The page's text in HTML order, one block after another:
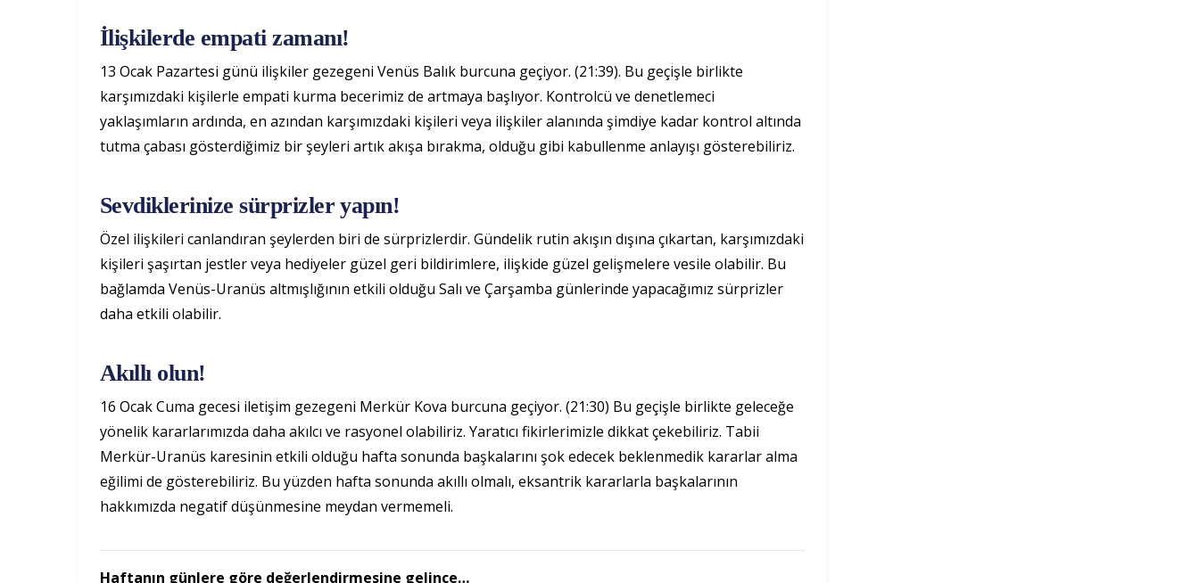
İlişkilerde empati zamanı!
13 Ocak Pazartesi günü ilişkiler gezegeni Venüs Balık burcuna geçiyor. (21:39). Bu geçişle birlikte
karşımızdaki kişilerle empati kurma becerimiz de artmaya başlıyor. Kontrolcü ve denetlemeci
yaklaşımların ardında, en azından karşımızdaki kişileri veya ilişkiler alanında şimdiye kadar kontrol altında
tutma çabası gösterdiğimiz bir şeyleri artık akışa bırakma, olduğu gibi kabullenme anlayışı gösterebiliriz.
Sevdiklerinize sürprizler yapın!
Özel ilişkileri canlandıran şeylerden biri de sürprizlerdir. Gündelik rutin akışın dışına çıkartan, karşımızdaki
kişileri şaşırtan jestler veya hediyeler güzel geri bildirimlere, ilişkide güzel gelişmelere vesile olabilir. Bu
bağlamda Venüs-Uranüs altmışlığının etkili olduğu Salı ve Çarşamba günlerinde yapacağımız sürprizler
daha etkili olabilir.
Akıllı olun!
16 Ocak Cuma gecesi iletişim gezegeni Merkür Kova burcuna geçiyor. (21:30) Bu geçişle birlikte geleceğe
yönelik kararlarımızda daha akılcı ve rasyonel olabiliriz. Yaratıcı fikirlerimizle dikkat çekebiliriz. Tabii
Merkür-Uranüs karesinin etkili olduğu hafta sonunda başkalarını şok edecek beklenmedik kararlar alma
eğilimi de gösterebiliriz. Bu yüzden hafta sonunda akıllı olmalı, eksantrik kararlarla başkalarının
hakkımızda negatif düşünmesine meydan vermemeli.
Haftanın günlere göre değerlendirmesine gelince…